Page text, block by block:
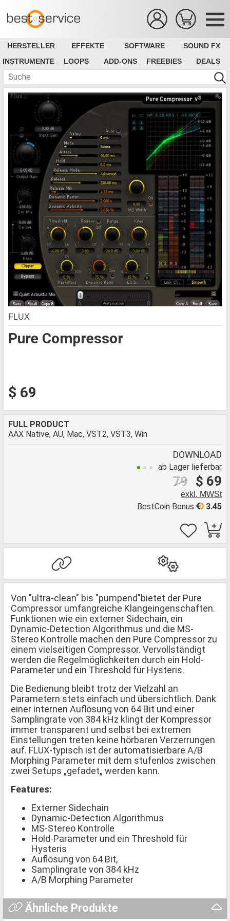
HERSTELLER EFFEKTE SOFTWARE
SOUND FX
INSTRUMENTE
LOOPS ADD-ONS FREEBIES DEALS
Pure Compressor
FLUX
$ 69
FULL PRODUCT
AAX Native, AU, Mac, VST2, VST3, Win
DOWNLOAD
ab Lager lieferbar
$ 69
79
exkl. MWSt
3.45
BestCoin Bonus
Von "ultra-clean" bis "pumpend"bietet der Pure
Compressor umfangreiche Klangeingenschaften.
Funktionen wie ein externer Sidechain, ein
Dynamic-Detection Algorithmus und die MS-
Stereo Kontrolle machen den Pure Compressor zu
einem vielseitigen Compressor. Vervollständigt
werden die Regelmöglichkeiten durch ein Hold-
Parameter und ein Threshold für Hysteris.
Die Bedienung bleibt trotz der Vielzahl an
Parametern stets einfach und übersichtlich. Dank
einer internen Auflösung von 64 Bit und einer
Samplingrate von 384 kHz klingt der Kompressor
immer transparent und selbst bei extremen
Einstellungen treten keine hörbaren Verzerrungen
auf. FLUX-typisch ist der automatisierbare A/B
Morphing Parameter mit dem stufenlos zwischen
zwei Setups „gefadet„ werden kann.
Features:
Externer Sidechain
Dynamic-Detection Algorithmus
MS-Stereo Kontrolle
Hold-Parameter und ein Threshold für
Hysteris
Auflösung von 64 Bit,
Samplingrate von 384 kHz
A/B Morphing Parameter
Ähnliche Produkte